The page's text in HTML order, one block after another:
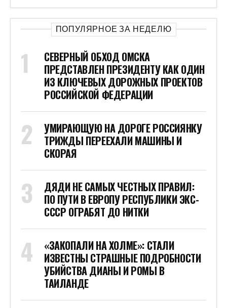
ПОПУЛЯРНОЕ ЗА НЕДЕЛЮ
СЕВЕРНЫЙ ОБХОД ОМСКА
ПРЕДСТАВЛЕН ПРЕЗИДЕНТУ КАК ОДИН
ИЗ КЛЮЧЕВЫХ ДОРОЖНЫХ ПРОЕКТОВ
РОССИЙСКОЙ ФЕДЕРАЦИИ
УМИРАЮЩУЮ НА ДОРОГЕ РОССИЯНКУ
ТРИЖДЫ ПЕРЕЕХАЛИ МАШИНЫ И
СКОРАЯ
ДЯДИ НЕ САМЫХ ЧЕСТНЫХ ПРАВИЛ:
ПО ПУТИ В ЕВРОПУ РЕСПУБЛИКИ ЭКС-
СССР ОГРАБЯТ ДО НИТКИ
«ЗАКОПАЛИ НА ХОЛМЕ»: СТАЛИ
ИЗВЕСТНЫ СТРАШНЫЕ ПОДРОБНОСТИ
УБИЙСТВА ДИАНЫ И РОМЫ В
ТАИЛАНДЕ